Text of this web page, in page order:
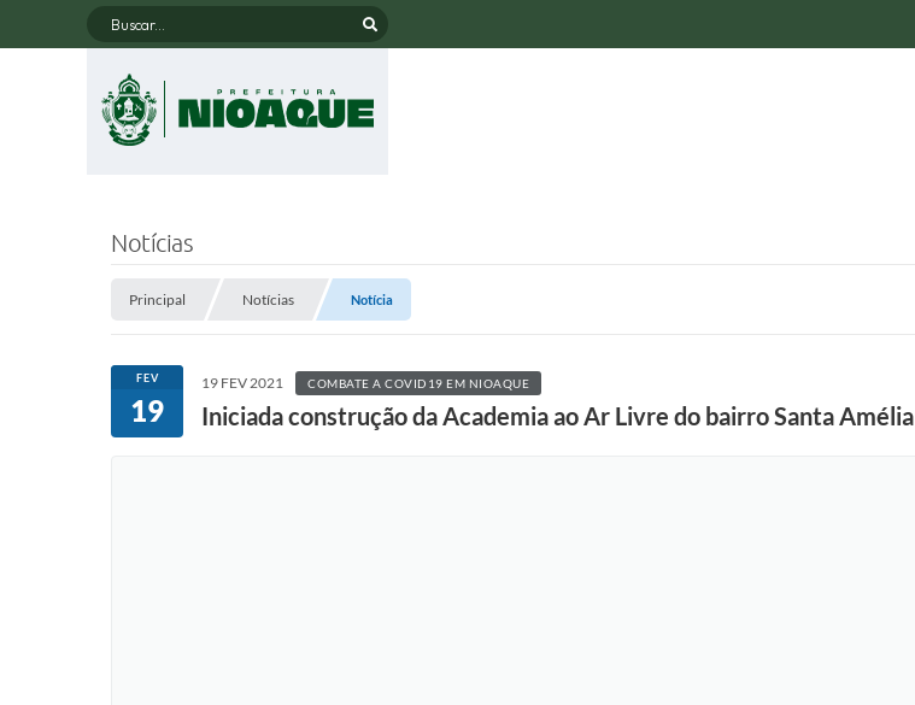
Buscar...
Notícias
Principal Notícias Notícia
FEV
19
19 FEV 2021 COMBATE A COVID19 EM NIOAQUE
Iniciada construção da Academia ao Ar Livre do bairro Santa Amélia